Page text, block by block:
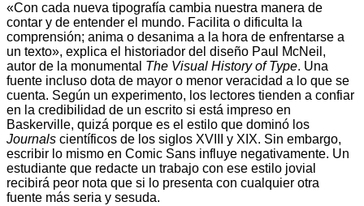
«Con cada nueva tipografía cambia nuestra manera de
contar y de entender el mundo. Facilita o dificulta la
comprensión; anima o desanima a la hora de enfrentarse a
un texto», explica el historiador del diseño Paul McNeil,
autor de la monumental The Visual History of Type. Una
fuente incluso dota de mayor o menor veracidad a lo que se
cuenta. Según un experimento, los lectores tienden a confiar
en la credibilidad de un escrito si está impreso en
Baskerville, quizá porque es el estilo que dominó los
Journals científicos de los siglos XVIII y XIX. Sin embargo,
escribir lo mismo en Comic Sans influye negativamente. Un
estudiante que redacte un trabajo con ese estilo jovial
recibirá peor nota que si lo presenta con cualquier otra
fuente más seria y sesuda.